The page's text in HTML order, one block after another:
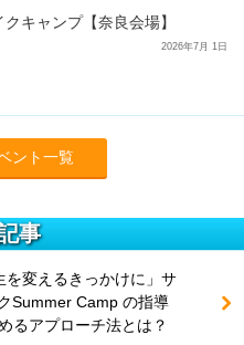
キャンプ【奈良会場】
2026年7月 1日
ント一覧
事
を変えるきっかけに」サ
Summer Camp の指導
るアプローチ法とは？